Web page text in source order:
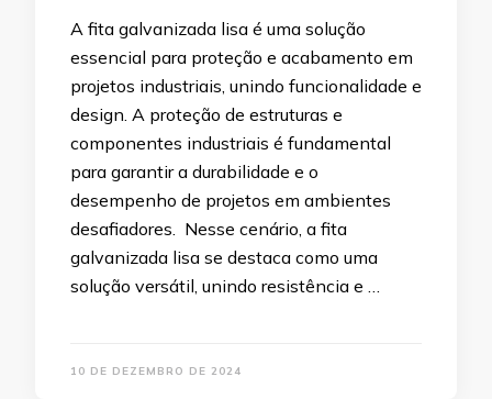
A fita galvanizada lisa é uma solução
essencial para proteção e acabamento em
projetos industriais, unindo funcionalidade e
design. A proteção de estruturas e
componentes industriais é fundamental
para garantir a durabilidade e o
desempenho de projetos em ambientes
desafiadores. Nesse cenário, a fita
galvanizada lisa se destaca como uma
solução versátil, unindo resistência e …
10 DE DEZEMBRO DE 2024